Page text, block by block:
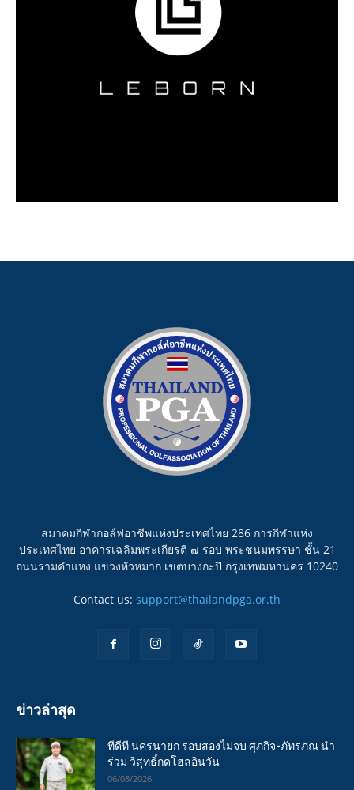
สมาคมกีฬากอล์ฟอาชีพแห่งประเทศไทย 286 การกีฬาแห่ง
ประเทศไทย อาคารเฉลิมพระเกียรติ ๗ รอบ พระชนมพรรษา ชั้น 21
ถนนรามคำแหง แขวงหัวหมาก เขตบางกะปิ กรุงเทพมหานคร 10240
Contact us: support@thailandpga.or.th
ข่าวล่าสุด
ทีดีที นครนายก รอบสองไม่จบ ศุภกิจ-ภัทรภณ นำ
ร่วม วิสุทธิ์กดโฮลอินวัน
06/08/2026